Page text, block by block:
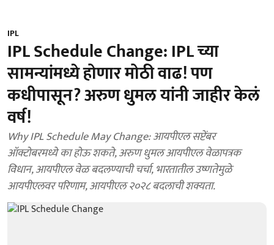
IPL
IPL Schedule Change: IPL च्या
सामन्यांमध्ये होणार मोठी वाढ! पण
कधीपासून? अरुण धुमल यांनी जाहीर केलं
वर्ष!
Why IPL Schedule May Change: आयपीएल सप्टेंबर
ऑक्टोबरमध्ये का होऊ शकते, अरुण धुमल आयपीएल वेळापत्रक
विधान, आयपीएल वेळ बदलण्याची चर्चा, भारतातील उष्णतेमुळे
आयपीएलवर परिणाम, आयपीएल २०२८ बदलाची शक्यता.